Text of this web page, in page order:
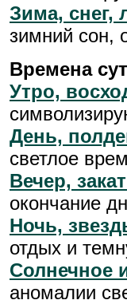
Зима, снег,
зимний сон,
Времена
Утро,
День,
светлое
Вечер,
окончание
Ночь,
отдых и
Солнечное
аномалии